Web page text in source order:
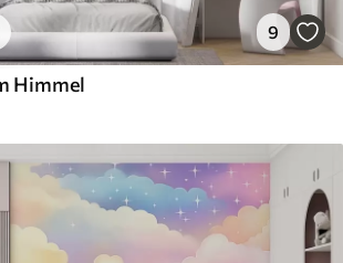
9
Himmel